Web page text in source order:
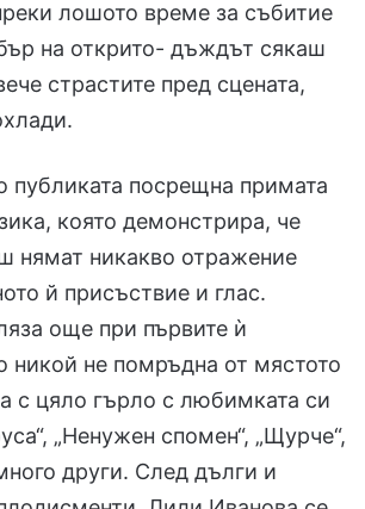
лошото време за събитие
на открито- дъждът сякаш
страстите пред сцената,
публиката посрещна примата
която демонстрира, че
нямат никакво отражение
й присъствие и глас.
още при първите ѝ
никой не помръдна от мястото
с цяло гърло с любимката си
„Ненужен спомен“, „Щурче“,
други. След дълги и